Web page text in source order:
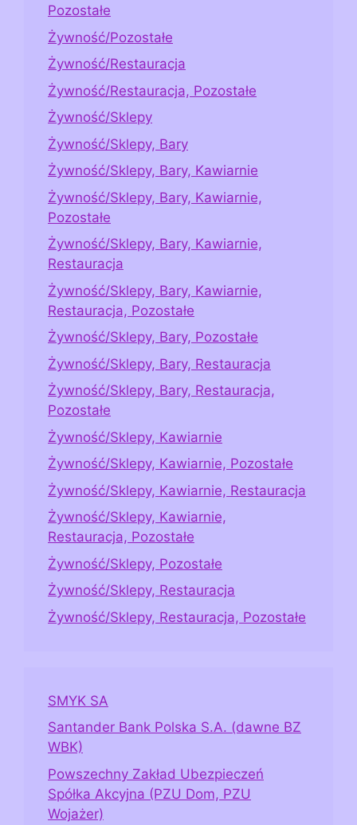
Pozostałe
Żywność/Pozostałe
Żywność/Restauracja
Żywność/Restauracja, Pozostałe
Żywność/Sklepy
Żywność/Sklepy, Bary
Żywność/Sklepy, Bary, Kawiarnie
Żywność/Sklepy, Bary, Kawiarnie,
Pozostałe
Żywność/Sklepy, Bary, Kawiarnie,
Restauracja
Żywność/Sklepy, Bary, Kawiarnie,
Restauracja, Pozostałe
Żywność/Sklepy, Bary, Pozostałe
Żywność/Sklepy, Bary, Restauracja
Żywność/Sklepy, Bary, Restauracja,
Pozostałe
Żywność/Sklepy, Kawiarnie
Żywność/Sklepy, Kawiarnie, Pozostałe
Żywność/Sklepy, Kawiarnie, Restauracja
Żywność/Sklepy, Kawiarnie,
Restauracja, Pozostałe
Żywność/Sklepy, Pozostałe
Żywność/Sklepy, Restauracja
Żywność/Sklepy, Restauracja, Pozostałe
SMYK SA
Santander Bank Polska S.A. (dawne BZ
WBK)
Powszechny Zakład Ubezpieczeń
Spółka Akcyjna (PZU Dom, PZU
Wojażer)